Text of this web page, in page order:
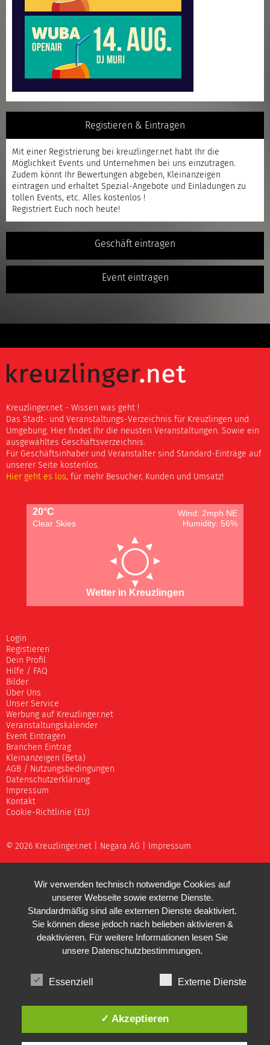
Registieren & Eintragen
Mit einer Registrierung bei kreuzlinger.net habt Ihr die
Möglichkeit Events und Unternehmen bei uns einzutragen.
Zudem könnt Ihr Bewertungen abgeben, Kleinanzeigen
eintragen und erhaltet Spezial-Angebote und Einladungen zu
tollen Events, etc. Alles kostenlos !
Registriert Euch noch heute!
Geschäft eintragen
Event eintragen
Kreuzlinger.net - Wissen was geht !
Das Stadt- und Veranstaltungs-Verzeichnis für Kreuzlingen und
Umgebung. Hier findet Ihr die neusten Veranstaltungen. Sowie ein
ausgewähltes Geschäftsverzeichnis.
Für Geschäftsinhaber und Veranstalter sind Standard-Einträge auf
unserer Seite kostenlos.
Hier geht es los, für mehr Besucher, Kunden und Umsatz!
20°C
Wind: 2mph NE
Clear Skies
Humidity: 56%
Wetter in Kreuzlingen
Login
Registieren
Dein Profil
Hilfe / FAQ
Bilder
Über Uns
Unser Service
Werbung auf Kreuzlinger.net
Veranstaltungskalender
Event Eintragen
Branchen Eintrag
Kleinanzeigen (Beta)
AGB / Nutzungsbedingungen
Datenschutzerklärung
Impressum
Kontakt
Cookie-Richtlinie (EU)
© 2026 Kreuzlinger.net | Negara AG Impressum
Wir verwenden technisch notwendige Cookies auf
unserer Webseite sowie externe Dienste.
Standardmäßig sind alle externen Dienste deaktiviert.
Sie können diese jedoch nach belieben aktivieren &
deaktivieren. Für weitere Informationen lesen Sie
unsere Datenschutzbestimmungen.
Essenziell Externe Dienste
✓ Akzeptieren